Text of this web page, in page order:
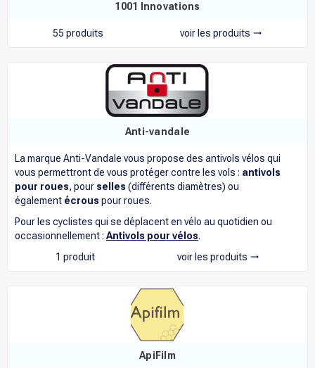
1001 Innovations
55 produits voir les produits trending_flat
Anti-vandale
La marque Anti-Vandale vous propose des antivols vélos qui
vous permettront de vous protéger contre les vols : antivols
pour roues, pour selles (différents diamètres) ou
également écrous pour roues.
Pour les cyclistes qui se déplacent en vélo au quotidien ou
occasionnellement : Antivols pour vélos.
1 produit
voir les produits trending_flat
ApiFilm